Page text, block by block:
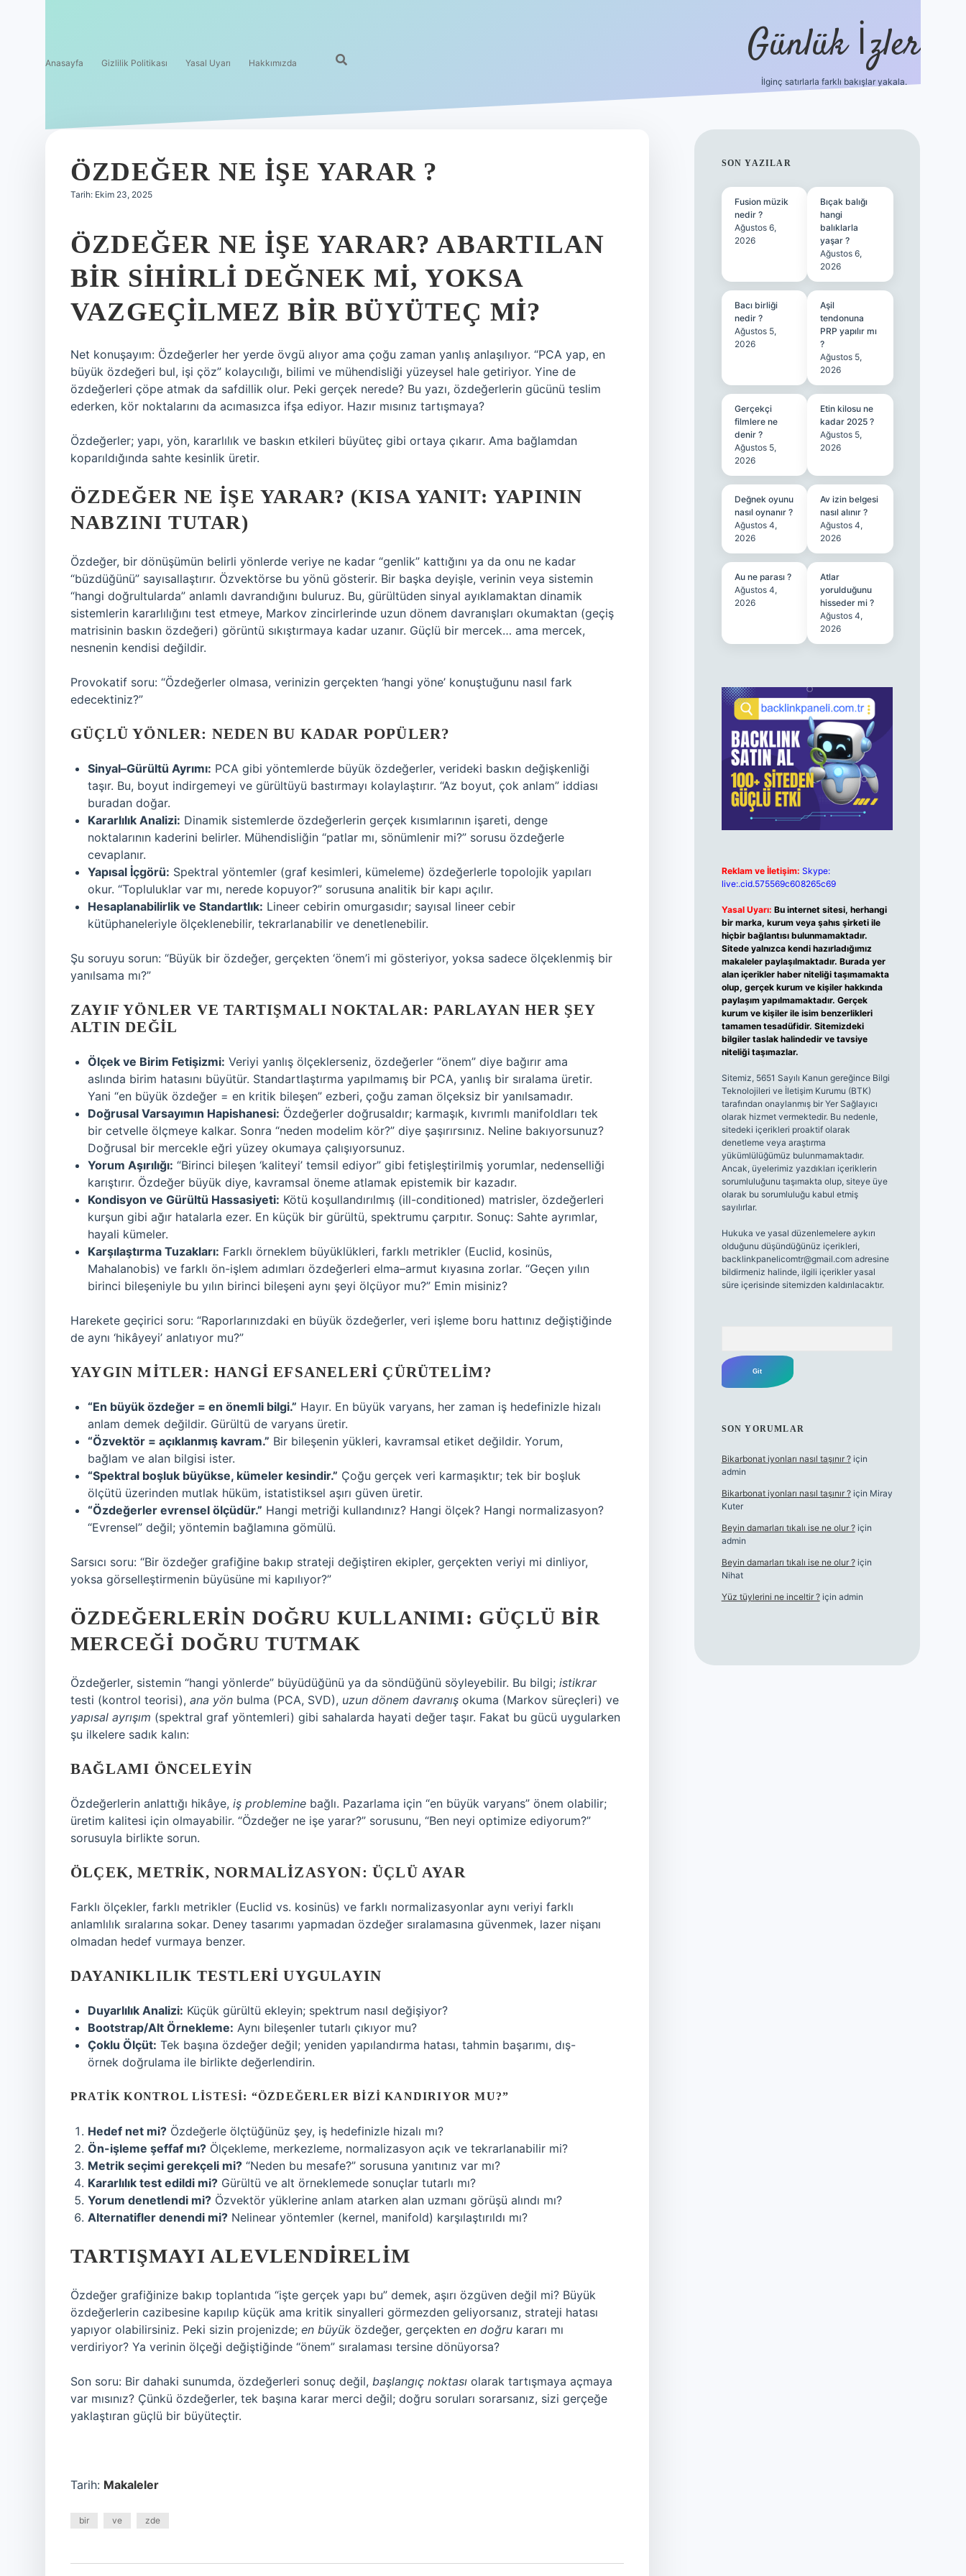
Anasayfa Gizlilik Politikası Yasal Uyarı Hakkımızda Günlük İzler
İlginç satırlarla farklı bakışlar yakala.
ÖZDEĞER NE IŞE YARAR ?
Tarih: Ekim 23, 2025
ÖZDEĞER NE İŞE YARAR? ABARTILAN
BIR SIHIRLI DEĞNEK MI, YOKSA
VAZGEÇILMEZ BIR BÜYÜTEÇ MI?
Net konuşayım: Özdeğerler her yerde övgü alıyor ama çoğu zaman yanlış anlaşılıyor. “PCA yap, en
büyük özdeğeri bul, işi çöz” kolaycılığı, bilimi ve mühendisliği yüzeysel hale getiriyor. Yine de
özdeğerleri çöpe atmak da safdillik olur. Peki gerçek nerede? Bu yazı, özdeğerlerin gücünü teslim
ederken, kör noktalarını da acımasızca ifşa ediyor. Hazır mısınız tartışmaya?
Özdeğerler; yapı, yön, kararlılık ve baskın etkileri büyüteç gibi ortaya çıkarır. Ama bağlamdan
koparıldığında sahte kesinlik üretir.
ÖZDEĞER NE İŞE YARAR? (KISA YANIT: YAPININ
NABZINI TUTAR)
Özdeğer, bir dönüşümün belirli yönlerde veriye ne kadar “genlik” kattığını ya da onu ne kadar
“büzdüğünü” sayısallaştırır. Özvektörse bu yönü gösterir. Bir başka deyişle, verinin veya sistemin
“hangi doğrultularda” anlamlı davrandığını buluruz. Bu, gürültüden sinyal ayıklamaktan dinamik
sistemlerin kararlılığını test etmeye, Markov zincirlerinde uzun dönem davranışları okumaktan (geçiş
matrisinin baskın özdeğeri) görüntü sıkıştırmaya kadar uzanır. Güçlü bir mercek… ama mercek,
nesnenin kendisi değildir.
Provokatif soru: “Özdeğerler olmasa, verinizin gerçekten ‘hangi yöne’ konuştuğunu nasıl fark
edecektiniz?”
GÜÇLÜ YÖNLER: NEDEN BU KADAR POPÜLER?
Sinyal–Gürültü Ayrımı: PCA gibi yöntemlerde büyük özdeğerler, verideki baskın değişkenliği
taşır. Bu, boyut indirgemeyi ve gürültüyü bastırmayı kolaylaştırır. “Az boyut, çok anlam” iddiası
buradan doğar.
Kararlılık Analizi: Dinamik sistemlerde özdeğerlerin gerçek kısımlarının işareti, denge
noktalarının kaderini belirler. Mühendisliğin “patlar mı, sönümlenir mi?” sorusu özdeğerle
cevaplanır.
Yapısal İçgörü: Spektral yöntemler (graf kesimleri, kümeleme) özdeğerlerle topolojik yapıları
okur. “Topluluklar var mı, nerede kopuyor?” sorusuna analitik bir kapı açılır.
Hesaplanabilirlik ve Standartlık: Lineer cebirin omurgasıdır; sayısal lineer cebir
kütüphaneleriyle ölçeklenebilir, tekrarlanabilir ve denetlenebilir.
Şu soruyu sorun: “Büyük bir özdeğer, gerçekten ‘önem’i mi gösteriyor, yoksa sadece ölçeklenmiş bir
yanılsama mı?”
ZAYIF YÖNLER VE TARTIŞMALI NOKTALAR: PARLAYAN HER ŞEY
ALTIN DEĞIL
Ölçek ve Birim Fetişizmi: Veriyi yanlış ölçeklerseniz, özdeğerler “önem” diye bağırır ama
aslında birim hatasını büyütür. Standartlaştırma yapılmamış bir PCA, yanlış bir sıralama üretir.
Yani “en büyük özdeğer = en kritik bileşen” ezberi, çoğu zaman ölçeksiz bir yanılsamadır.
Doğrusal Varsayımın Hapishanesi: Özdeğerler doğrusaldır; karmaşık, kıvrımlı manifoldları tek
bir cetvelle ölçmeye kalkar. Sonra “neden modelim kör?” diye şaşırırsınız. Neline bakıyorsunuz?
Doğrusal bir mercekle eğri yüzey okumaya çalışıyorsunuz.
Yorum Aşırılığı: “Birinci bileşen ‘kaliteyi’ temsil ediyor” gibi fetişleştirilmiş yorumlar, nedenselliği
karıştırır. Özdeğer büyük diye, kavramsal öneme atlamak epistemik bir kazadır.
Kondisyon ve Gürültü Hassasiyeti: Kötü koşullandırılmış (ill-conditioned) matrisler, özdeğerleri
kurşun gibi ağır hatalarla ezer. En küçük bir gürültü, spektrumu çarpıtır. Sonuç: Sahte ayrımlar,
hayali kümeler.
Karşılaştırma Tuzakları: Farklı örneklem büyüklükleri, farklı metrikler (Euclid, kosinüs,
Mahalanobis) ve farklı ön-işlem adımları özdeğerleri elma–armut kıyasına zorlar. “Geçen yılın
birinci bileşeniyle bu yılın birinci bileşeni aynı şeyi ölçüyor mu?” Emin misiniz?
Harekete geçirici soru: “Raporlarınızdaki en büyük özdeğerler, veri işleme boru hattınız değiştiğinde
de aynı ‘hikâyeyi’ anlatıyor mu?”
YAYGIN MITLER: HANGI EFSANELERI ÇÜRÜTELIM?
“En büyük özdeğer = en önemli bilgi.” Hayır. En büyük varyans, her zaman iş hedefinizle hizalı
anlam demek değildir. Gürültü de varyans üretir.
“Özvektör = açıklanmış kavram.” Bir bileşenin yükleri, kavramsal etiket değildir. Yorum,
bağlam ve alan bilgisi ister.
“Spektral boşluk büyükse, kümeler kesindir.” Çoğu gerçek veri karmaşıktır; tek bir boşluk
ölçütü üzerinden mutlak hüküm, istatistiksel aşırı güven üretir.
“Özdeğerler evrensel ölçüdür.” Hangi metriği kullandınız? Hangi ölçek? Hangi normalizasyon?
“Evrensel” değil; yöntemin bağlamına gömülü.
Sarsıcı soru: “Bir özdeğer grafiğine bakıp strateji değiştiren ekipler, gerçekten veriyi mi dinliyor,
yoksa görselleştirmenin büyüsüne mi kapılıyor?”
ÖZDEĞERLERIN DOĞRU KULLANIMI: GÜÇLÜ BIR
MERCEĞI DOĞRU TUTMAK
Özdeğerler, sistemin “hangi yönlerde” büyüdüğünü ya da söndüğünü söyleyebilir. Bu bilgi; istikrar
testi (kontrol teorisi), ana yön bulma (PCA, SVD), uzun dönem davranış okuma (Markov süreçleri) ve
yapısal ayrışım (spektral graf yöntemleri) gibi sahalarda hayati değer taşır. Fakat bu gücü uygularken
şu ilkelere sadık kalın:
BAĞLAMI ÖNCELEYIN
Özdeğerlerin anlattığı hikâye, iş problemine bağlı. Pazarlama için “en büyük varyans” önem olabilir;
üretim kalitesi için olmayabilir. “Özdeğer ne işe yarar?” sorusunu, “Ben neyi optimize ediyorum?”
sorusuyla birlikte sorun.
ÖLÇEK, METRIK, NORMALIZASYON: ÜÇLÜ AYAR
Farklı ölçekler, farklı metrikler (Euclid vs. kosinüs) ve farklı normalizasyonlar aynı veriyi farklı
anlamlılık sıralarına sokar. Deney tasarımı yapmadan özdeğer sıralamasına güvenmek, lazer nişanı
olmadan hedef vurmaya benzer.
DAYANIKLILIK TESTLERI UYGULAYIN
Duyarlılık Analizi: Küçük gürültü ekleyin; spektrum nasıl değişiyor?
Bootstrap/Alt Örnekleme: Aynı bileşenler tutarlı çıkıyor mu?
Çoklu Ölçüt: Tek başına özdeğer değil; yeniden yapılandırma hatası, tahmin başarımı, dış-
örnek doğrulama ile birlikte değerlendirin.
PRATIK KONTROL LISTESI: “ÖZDEĞERLER BIZI KANDIRIYOR MU?”
Hedef net mi? Özdeğerle ölçtüğünüz şey, iş hedefinizle hizalı mı?
Ön-işleme şeffaf mı? Ölçekleme, merkezleme, normalizasyon açık ve tekrarlanabilir mi?
Metrik seçimi gerekçeli mi? “Neden bu mesafe?” sorusuna yanıtınız var mı?
Kararlılık test edildi mi? Gürültü ve alt örneklemede sonuçlar tutarlı mı?
Yorum denetlendi mi? Özvektör yüklerine anlam atarken alan uzmanı görüşü alındı mı?
Alternatifler denendi mi? Nelinear yöntemler (kernel, manifold) karşılaştırıldı mı?
TARTIŞMAYI ALEVLENDIRELIM
Özdeğer grafiğinize bakıp toplantıda “işte gerçek yapı bu” demek, aşırı özgüven değil mi? Büyük
özdeğerlerin cazibesine kapılıp küçük ama kritik sinyalleri görmezden geliyorsanız, strateji hatası
yapıyor olabilirsiniz. Peki sizin projenizde; en büyük özdeğer, gerçekten en doğru kararı mı
verdiriyor? Ya verinin ölçeği değiştiğinde “önem” sıralaması tersine dönüyorsa?
Son soru: Bir dahaki sunumda, özdeğerleri sonuç değil, başlangıç noktası olarak tartışmaya açmaya
var mısınız? Çünkü özdeğerler, tek başına karar merci değil; doğru soruları sorarsanız, sizi gerçeğe
yaklaştıran güçlü bir büyüteçtir.
Tarih: Makaleler
bir ve zde
SIDEBAR
SON YAZILAR
Fusion müzik
nedir ?
Ağustos 6,
2026
Bıçak balığı
hangi
balıklarla
yaşar ?
Ağustos 6,
2026
Bacı birliği
nedir ?
Ağustos 5,
2026
Aşil
tendonuna
PRP yapılır mı
?
Ağustos 5,
2026
Gerçekçi
filmlere ne
denir ?
Ağustos 5,
2026
Etin kilosu ne
kadar 2025 ?
Ağustos 5,
2026
Değnek oyunu
nasıl oynanır ?
Ağustos 4,
2026
Av izin belgesi
nasıl alınır ?
Ağustos 4,
2026
Au ne parası ?
Ağustos 4,
2026
Atlar
yorulduğunu
hisseder mi ?
Ağustos 4,
2026
Reklam ve İletişim: Skype:
live:.cid.575569c608265c69
Yasal Uyarı: Bu internet sitesi, herhangi
bir marka, kurum veya şahıs şirketi ile
hiçbir bağlantısı bulunmamaktadır.
Sitede yalnızca kendi hazırladığımız
makaleler paylaşılmaktadır. Burada yer
alan içerikler haber niteliği taşımamakta
olup, gerçek kurum ve kişiler hakkında
paylaşım yapılmamaktadır. Gerçek
kurum ve kişiler ile isim benzerlikleri
tamamen tesadüfidir. Sitemizdeki
bilgiler taslak halindedir ve tavsiye
niteliği taşımazlar.
Sitemiz, 5651 Sayılı Kanun gereğince Bilgi
Teknolojileri ve İletişim Kurumu (BTK)
tarafından onaylanmış bir Yer Sağlayıcı
olarak hizmet vermektedir. Bu nedenle,
sitedeki içerikleri proaktif olarak
denetleme veya araştırma
yükümlülüğümüz bulunmamaktadır.
Ancak, üyelerimiz yazdıkları içeriklerin
sorumluluğunu taşımakta olup, siteye üye
olarak bu sorumluluğu kabul etmiş
sayılırlar.
Hukuka ve yasal düzenlemelere aykırı
olduğunu düşündüğünüz içerikleri,
backlinkpanelicomtr@gmail.comadresine
bildirmeniz halinde, ilgili içerikler yasal
süre içerisinde sitemizden kaldırılacaktır.
SON YORUMLAR
Bikarbonat iyonları nasıl taşınır ?için
admin
Bikarbonat iyonları nasıl taşınır ?için Miray
Kuter
Beyin damarları tıkalı ise ne olur ?için
admin
Beyin damarları tıkalı ise ne olur ?için
Nihat
Yüz tüylerini ne inceltir ?için admin
ilbet